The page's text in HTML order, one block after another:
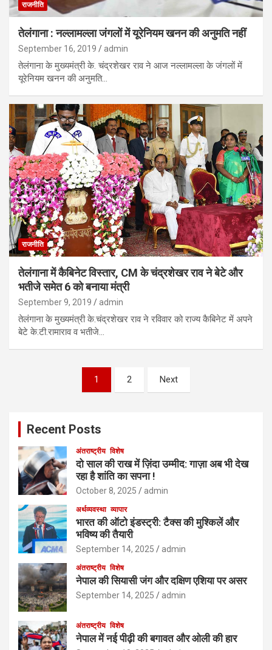
राजनीति
तेलंगाना : नल्लामल्ला जंगलों में यूरेनियम खनन की अनुमति नहीं
September 16, 2019 admin
तेलंगाना के मुख्यमंत्री के. चंद्रशेखर राव ने आज नल्लामल्ला के जंगलों में
यूरेनियम खनन की अनुमति…
राजनीति
तेलंगाना में कैबिनेट विस्तार, CM के चंद्रशेखर राव ने बेटे और
भतीजे समेत 6 को बनाया मंत्री
September 9, 2019 admin
तेलंगाना के मुख्यमंत्री के.चंद्रशेखर राव ने रविवार को राज्य कैबिनेट में अपने
बेटे के.टी.रामाराव व भतीजे…
1 2 Next
Recent Posts
अंतराष्ट्रीय विशेष
दो साल की राख में ज़िंदा उम्मीद: गाज़ा अब भी देख
रहा है शांति का सपना !
October 8, 2025 admin
अर्थव्यवस्था व्यापार
भारत की ऑटो इंडस्ट्री: टैक्स की मुश्किलें और
भविष्य की तैयारी
September 14, 2025 admin
अंतराष्ट्रीय विशेष
नेपाल की सियासी जंग और दक्षिण एशिया पर असर
September 14, 2025 admin
अंतराष्ट्रीय विशेष
नेपाल में नई पीढ़ी की बगावत और ओली की हार